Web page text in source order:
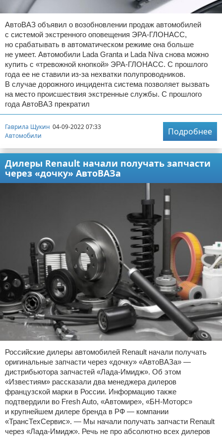
АвтоВАЗ объявил о возобновлении продаж автомобилей
с системой экстренного оповещения ЭРА-ГЛОНАСС,
но срабатывать в автоматическом режиме она больше
не умеет. Автомобили Lada Granta и Lada Niva снова можно
купить с «тревожной кнопкой» ЭРА-ГЛОНАСС. С прошлого
года ее не ставили из-за нехватки полупроводников.
В случае дорожного инцидента система позволяет вызвать
на место происшествия экстренные службы. С прошлого
года АвтоВАЗ прекратил
Гаврила Щукин 04-09-2022 07:33
Автомобили
Подробнее
Дилеры Renault начали получать запчасти
через «дочку» АвтоВАЗа
Российские дилеры автомобилей Renault начали получать
оригинальные запчасти через «дочку» «АвтоВАЗа» —
дистрибьютора запчастей «Лада-Имидж». Об этом
«Известиям» рассказали два менеджера дилеров
французской марки в России. Информацию также
подтвердили во Fresh Auto, «Автомире», «БН-Моторс»
и крупнейшем дилере бренда в РФ — компании
«ТрансТехСервис». — Мы начали получать запчасти Renault
через «Лада-Имидж». Речь не про абсолютно всех дилеров